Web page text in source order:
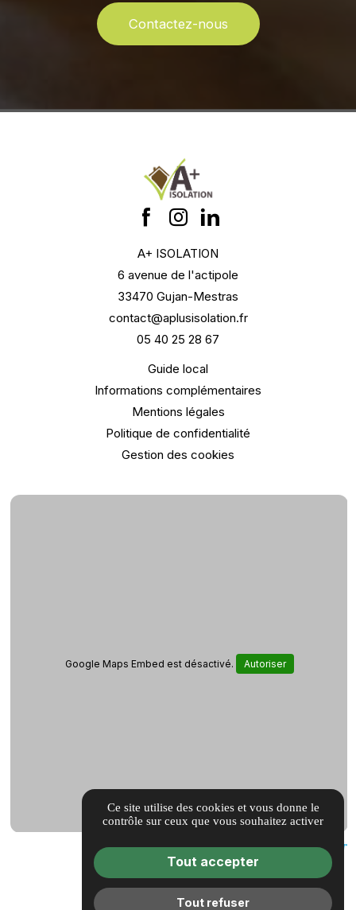
Contactez-nous
A+ ISOLATION
6 avenue de l'actipole
33470 Gujan-Mestras
contact@aplusisolation.fr
05 40 25 28 67
Guide local
Informations complémentaires
Mentions légales
Politique de confidentialité
Gestion des cookies
Google Maps Embed est désactivé. Autoriser
Ce site utilise des cookies et vous donne le
contrôle sur ceux que vous souhaitez activer
Tout accepter
Tout refuser